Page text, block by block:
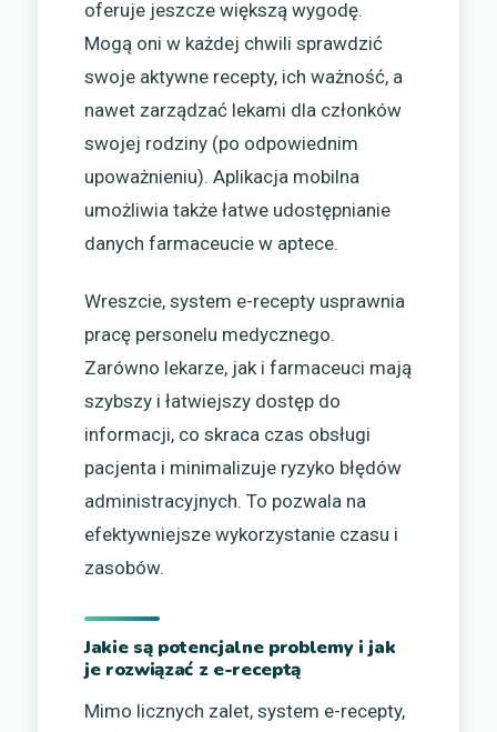
oferuje jeszcze większą wygodę.
Mogą oni w każdej chwili sprawdzić
swoje aktywne recepty, ich ważność, a
nawet zarządzać lekami dla członków
swojej rodziny (po odpowiednim
upoważnieniu). Aplikacja mobilna
umożliwia także łatwe udostępnianie
danych farmaceucie w aptece.
Wreszcie, system e-recepty usprawnia
pracę personelu medycznego.
Zarówno lekarze, jak i farmaceuci mają
szybszy i łatwiejszy dostęp do
informacji, co skraca czas obsługi
pacjenta i minimalizuje ryzyko błędów
administracyjnych. To pozwala na
efektywniejsze wykorzystanie czasu i
zasobów.
Jakie są potencjalne problemy i jak
je rozwiązać z e-receptą
Mimo licznych zalet, system e-recepty,